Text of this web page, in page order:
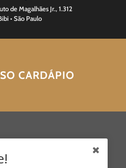
de Magalhães Jr., 1.312
• São Paulo
CARDÁPIO